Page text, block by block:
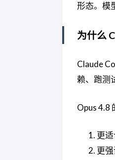
形态。模
为什么
Claude
赖、跑测
Opus 4.8
更
更